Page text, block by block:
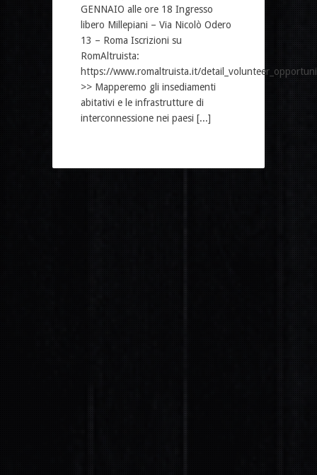
GENNAIO alle ore 18 Ingresso
libero Millepiani – Via Nicolò Odero
13 – Roma Iscrizioni su
RomAltruista:
https://www.romaltruista.it/
>> Mapperemo gli insediamenti
abitativi e le infrastrutture di
interconnessione nei paesi [...]